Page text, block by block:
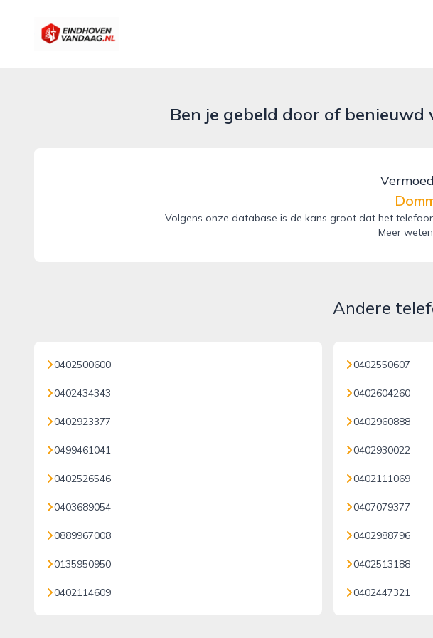
eindhovenvandaag.nl
Ben je gebeld door of
Volgens onze database is de kans groot dat het
Meer
Andere
0402500600
0402434343
0402923377
0499461041
0402526546
0403689054
0889967008
0135950950
0402114609
0402550607
0402604260
0402960888
0402930022
0402111069
0407079377
0402988796
0402513188
0402447321